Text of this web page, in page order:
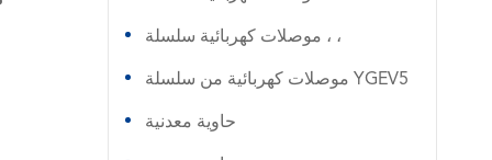
موصلات كهربائية سلسلة ، ،
موصلات كهربائية من سلسلة YGEV5
حاوية معدنية